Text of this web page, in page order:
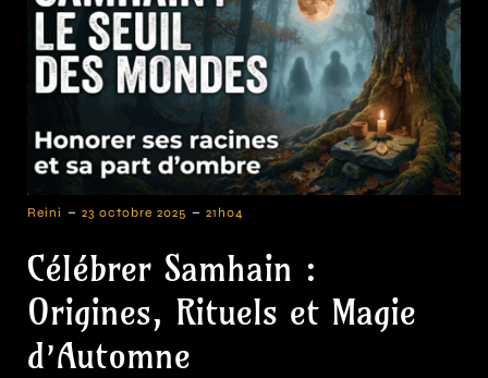
Reini - 23 octobre 2025 - 21h04
Célébrer Samhain :
Origines, Rituels et Magie
d’Automne